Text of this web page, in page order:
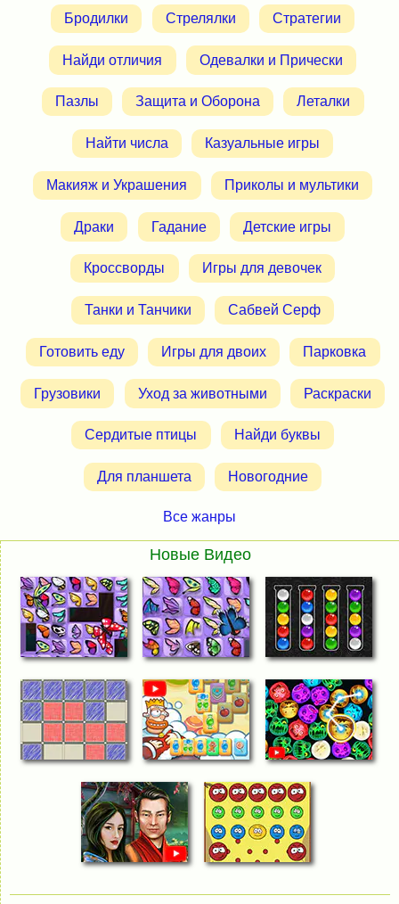
Бродилки Стрелялки Стратегии
Найди отличия Одевалки и Прически
Пазлы Защита и Оборона Леталки
Найти числа Казуальные игры
Макияж и Украшения Приколы и мультики
Драки Гадание Детские игры
Кроссворды Игры для девочек
Танки и Танчики Сабвей Серф
Готовить еду Игры для двоих Парковка
Грузовики Уход за животными Раскраски
Сердитые птицы Найди буквы
Для планшета Новогодние
Все жанры
Новые Видео